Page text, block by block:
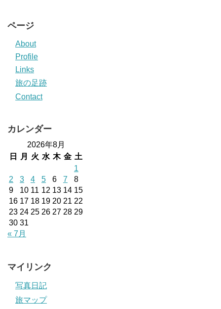
ページ
About
Profile
Links
旅の足跡
Contact
カレンダー
2026年8月
日
月 火 水 木 金 土
1
2
3 4 5 6 7
8
9
10 11 12 13 14 15
16 17 18 19 20 21 22
23 24 25 26 27 28 29
30 31
« 7月
マイリンク
写真日記
旅マップ